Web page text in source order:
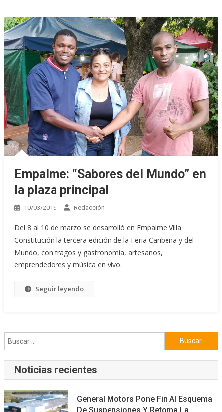
Empalme: “Sabores del Mundo” en
la plaza principal
10/03/2019 Redacción
Del 8 al 10 de marzo se desarrolló en Empalme Villa
Constitución la tercera edición de la Feria Caribeña y del
Mundo, con tragos y gastronomía, artesanos,
emprendedores y música en vivo.
Seguir leyendo
Buscar:
Noticias recientes
General Motors Pone Fin Al Esquema
De Suspensiones Y Retoma La